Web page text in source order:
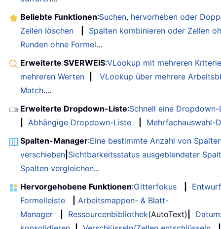
Beliebte Funktionen:Suchen, hervorheben oder
Zeilen löschen
Spalten kombinieren oder Zellen
Runden ohne Formel...
Erweiterte SVERWEIS:VLookup mit mehreren
mehreren Werten
VLookup über mehrere
Match....
Erweiterte Dropdown-Liste:Schnell eine
Abhängige Dropdown-Liste
Mehrfachauswahl-
Spalten-Manager:Eine bestimmte Anzahl von
verschieben Sichtbarkeitsstatus ausgeblendeter
Spalten vergleichen...
Hervorgehobene Funktionen:Gitterfokus
Entwurf
Formelleiste
Arbeitsmappen- & Blatt-
Manager
Ressourcenbibliothek(AutoText)